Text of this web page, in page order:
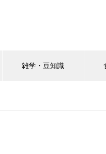
雑学・豆知識